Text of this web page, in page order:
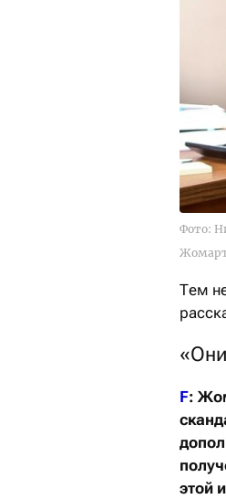
Фото:
Тем
F:
этой